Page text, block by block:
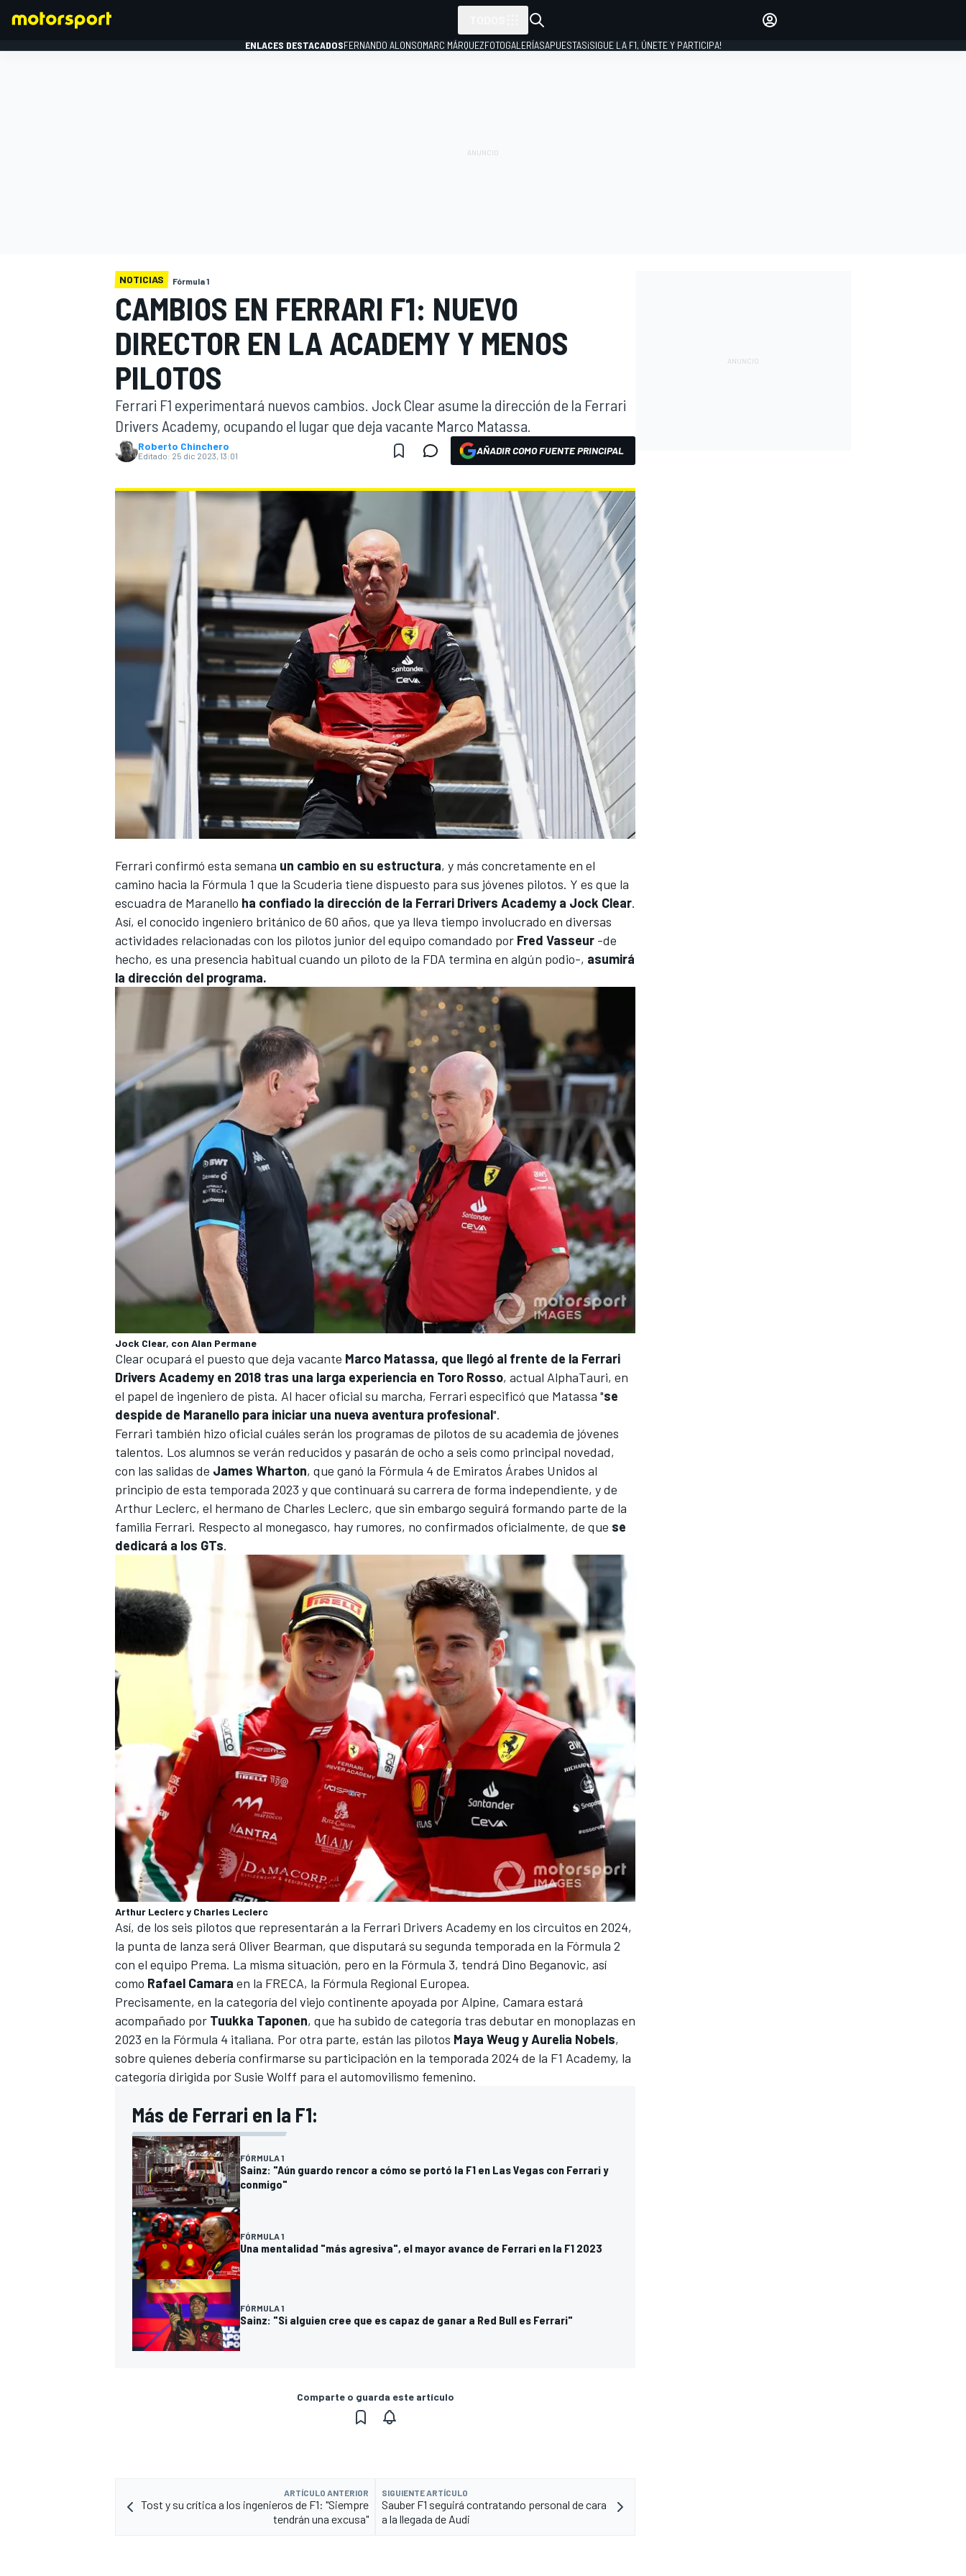
WEC FÓRMULA E
MÁS CATEGORÍAS
ENLACES DESTACADOSFERNANDO ALONSOMARC MÁRQUEZFOTOGALERÍASAPUESTAS¡SIGUE LA F1, ÚNETE Y PARTICIPA!
NOTICIAS Fórmula 1
CAMBIOS EN FERRARI F1: NUEVO
DIRECTOR EN LA ACADEMY Y MENOS
PILOTOS
Ferrari F1 experimentará nuevos cambios. Jock Clear asume la dirección de la Ferrari
Drivers Academy, ocupando el lugar que deja vacante Marco Matassa.
Roberto Chinchero
Editado: 25 dic 2023, 13:01 AÑADIR COMO FUENTE PRINCIPAL
Ferrari confirmó esta semana un cambio en su estructura, y más concretamente en el
camino hacia la Fórmula 1 que la Scuderia tiene dispuesto para sus jóvenes pilotos. Y es que la
escuadra de Maranello ha confiado la dirección de la Ferrari Drivers Academy a Jock Clear.
Así, el conocido ingeniero británico de 60 años, que ya lleva tiempo involucrado en diversas
actividades relacionadas con los pilotos junior del equipo comandado por Fred Vasseur -de
hecho, es una presencia habitual cuando un piloto de la FDA termina en algún podio-, asumirá
la dirección del programa.
Jock Clear, con Alan Permane
Clear ocupará el puesto que deja vacante Marco Matassa, que llegó al frente de la Ferrari
Drivers Academy en 2018 tras una larga experiencia en Toro Rosso, actual AlphaTauri, en
el papel de ingeniero de pista. Al hacer oficial su marcha, Ferrari especificó que Matassa "se
despide de Maranello para iniciar una nueva aventura profesional".
Ferrari también hizo oficial cuáles serán los programas de pilotos de su academia de jóvenes
talentos. Los alumnos se verán reducidos y pasarán de ocho a seis como principal novedad,
con las salidas de James Wharton, que ganó la Fórmula 4 de Emiratos Árabes Unidos al
principio de esta temporada 2023 y que continuará su carrera de forma independiente, y de
Arthur Leclerc, el hermano de Charles Leclerc, que sin embargo seguirá formando parte de la
familia Ferrari. Respecto al monegasco, hay rumores, no confirmados oficialmente, de que se
dedicará a los GTs.
Arthur Leclerc y Charles Leclerc
Así, de los seis pilotos que representarán a la Ferrari Drivers Academy en los circuitos en 2024,
la punta de lanza será Oliver Bearman, que disputará su segunda temporada en la Fórmula 2
con el equipo Prema. La misma situación, pero en la Fórmula 3, tendrá Dino Beganovic, así
como Rafael Camara en la FRECA, la Fórmula Regional Europea.
Precisamente, en la categoría del viejo continente apoyada por Alpine, Camara estará
acompañado por Tuukka Taponen, que ha subido de categoría tras debutar en monoplazas en
2023 en la Fórmula 4 italiana. Por otra parte, están las pilotos Maya Weug y Aurelia Nobels,
sobre quienes debería confirmarse su participación en la temporada 2024 de la F1 Academy, la
categoría dirigida porSusie Wolff para el automovilismo femenino.
Más de Ferrari en la F1:
FÓRMULA 1
Sainz: "Aún guardo rencor a cómo se portó la F1 en Las Vegas con Ferrari y
conmigo"
FÓRMULA 1
Una mentalidad "más agresiva", el mayor avance de Ferrari en la F1 2023
FÓRMULA 1
Sainz: "Si alguien cree que es capaz de ganar a Red Bull es Ferrari"
Comparte o guarda este artículo
ARTÍCULO ANTERIOR
Tost y su crítica a los ingenieros de F1: "Siempre
tendrán una excusa"
SIGUIENTE ARTÍCULO
Sauber F1 seguirá contratando personal de cara
a la llegada de Audi